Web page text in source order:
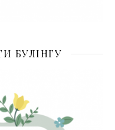
БУЛІНГУ